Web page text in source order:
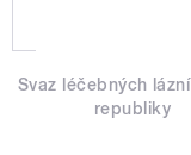
Svaz léčebných
republiky